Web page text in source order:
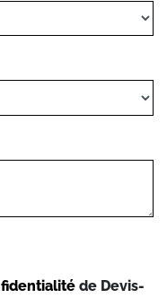
de Devis-